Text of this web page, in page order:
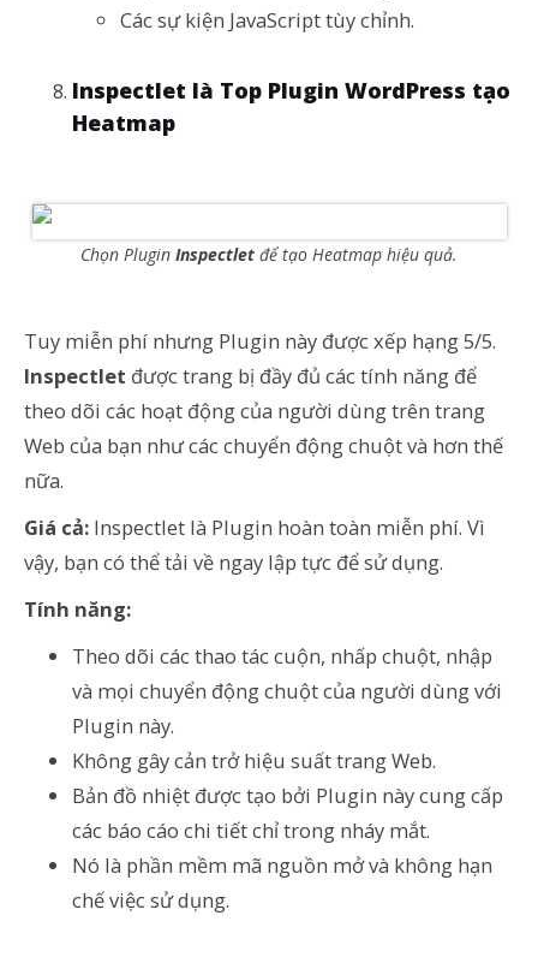
Các sự kiện JavaScript tùy chỉnh.
Inspectlet là Top Plugin WordPress tạo
Heatmap
Chọn Plugin Inspectlet để tạo Heatmap hiệu quả.
Tuy miễn phí nhưng Plugin này được xếp hạng 5/5.
Inspectlet được trang bị đầy đủ các tính năng để
theo dõi các hoạt động của người dùng trên trang
Web của bạn như các chuyển động chuột và hơn thế
nữa.
Giá cả: Inspectlet là Plugin hoàn toàn miễn phí. Vì
vậy, bạn có thể tải về ngay lập tực để sử dụng.
Tính năng:
Theo dõi các thao tác cuộn, nhấp chuột, nhập
và mọi chuyển động chuột của người dùng với
Plugin này.
Không gây cản trở hiệu suất trang Web.
Bản đồ nhiệt được tạo bởi Plugin này cung cấp
các báo cáo chi tiết chỉ trong nháy mắt.
Nó là phần mềm mã nguồn mở và không hạn
chế việc sử dụng.